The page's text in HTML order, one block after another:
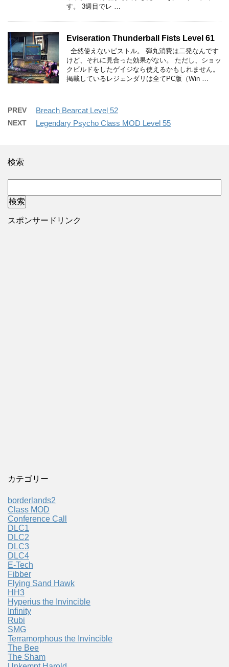
す。 3週目でレ …
Eviseration Thunderball Fists Level 61
全然使えないピストル。 弾丸消費は二発なんです
けど、それに見合った効果がない。 ただし、ショッ
クビルドをしたゲイジなら使えるかもしれません。
掲載しているレジェンダリは全てPC版（Win …
PREV Breach Bearcat Level 52
NEXT Legendary Psycho Class MOD Level 55
検索
スポンサードリンク
カテゴリー
borderlands2
Class MOD
Conference Call
DLC1
DLC2
DLC3
DLC4
E-Tech
Fibber
Flying Sand Hawk
HH3
Hyperius the Invincible
Infinity
Rubi
SMG
Terramorphous the Invincible
The Bee
The Sham